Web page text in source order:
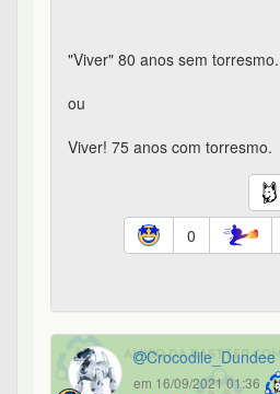
"Viver" 80 anos sem torresmo.
ou
Viver! 75 anos com torresmo.
0
Crocodile_Dundee
em 16/09/2021 01:36